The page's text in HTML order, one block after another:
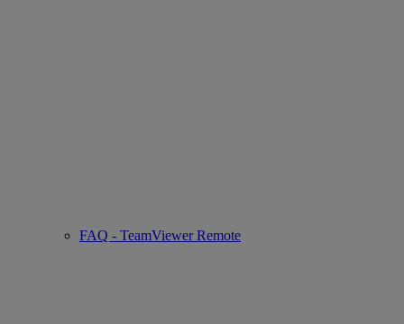
FAQ - TeamViewer Remote